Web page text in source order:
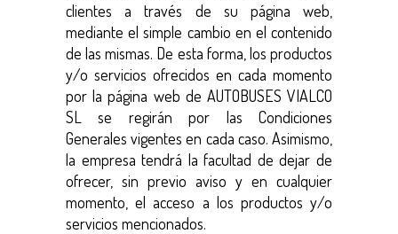
clientes a través de su página web,
mediante el simple cambio en el contenido
de las mismas. De esta forma, los productos
y/o servicios ofrecidos en cada momento
por la página web de AUTOBUSES VIALCO
SL se regirán por las Condiciones
Generales vigentes en cada caso. Asimismo,
la empresa tendrá la facultad de dejar de
ofrecer, sin previo aviso y en cualquier
momento, el acceso a los productos y/o
servicios mencionados.